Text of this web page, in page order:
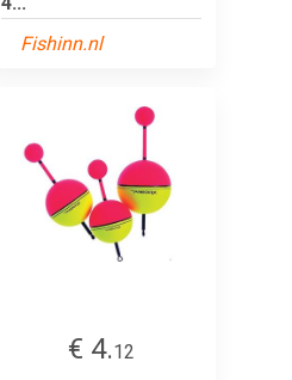
Fishinn.nl
€ 4.12